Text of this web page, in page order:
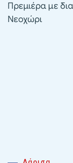
Πρεμιέρα με
Νεοχώρι